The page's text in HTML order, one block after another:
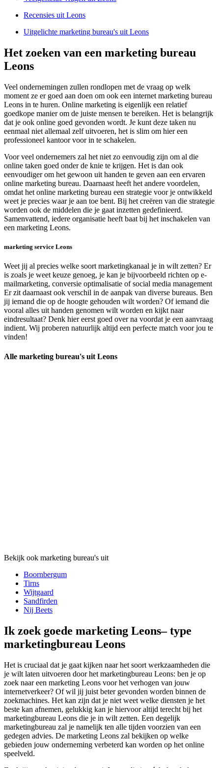
Recensies uit Leons
Uitgelichte marketing bureau's uit Leons
Het zoeken van een marketing bureau
Leons
Veel ondernemingen zullen rondlopen met de vraag op welk
moment ze er goed aan doen om ook een internet marketing bureau
Leons in te huren. Online marketing is eigenlijk een relatief
goedkope manier om de juiste mensen te bereiken. Het is belangrijk
dat je ook online goed gevonden wordt. Je kunt deze taken nu
eenmaal niet allemaal zelf uitvoeren, het is slim om hier een
professioneel kantoor voor in te schakelen.
Voor veel ondernemers zal het niet zo eenvoudig zijn om al die
online taken goed onder de knie te krijgen. Het is dan ook
eenvoudiger om het gewoon uit handen te geven aan een ervaren
online marketing bureau. Daarnaast heeft het andere voordelen,
omdat het online marketing bureau een strategie voor je ontwikkeld
weet je precies waar je aan toe bent. Bij het creëren van die strategie
worden ook de middelen die je gaat inzetten gedefinieerd.
Samenvattend, iedere organisatie heeft baat bij het inschakelen van
een marketing Leons.
marketing service Leons
Weet jij al precies welke soort marketingkanaal je in wilt zetten? Er
is zoals je weet keuze genoeg, je kan je bijvoorbeeld richten op e-
mailmarketing, conversie optimalisatie of social media management
Er zit daarnaast ook verschil in de aanpak van diverse bureaus. Ben
jij iemand die op de hoogte gehouden wilt worden? Of iemand die
vooral alles uit handen genomen wilt worden en kijkt naar
eindresultaat? Denk hier eerst goed over na voordat je een aanvraag
indient. Wij proberen natuurlijk altijd een perfecte match voor jou te
vinden!
Alle marketing bureau's uit Leons
Bekijk ook marketing bureau's uit
Boornbergum
Tirns
Wijtgaard
Sandfirden
Nij Beets
Ik zoek goede marketing Leons– type
marketingbureau Leons
Het is cruciaal dat je gaat kijken naar het soort werkzaamheden die
je wilt laten uitvoeren door het marketingbureau Leons: ben je op
zoek naar een marketing Leons voor het verhogen van jouw
internetverkeer? Of wil jij juist beter gevonden worden binnen de
zoekmachines. Het kan zijn dat je niet weet welke diensten je het
beste kan afnemen, gelukkig kan je hiervoor altijd terecht bij het
marketingbureau Leons die je in wilt zetten. Een degelijk
marketingbureau zal je namelijk ten alle tijden voorzien van een
gedegen advies. De marketing Leons zal bekijken op welke
gebieden jouw onderneming verbeterd kan worden op het online
speelveld.